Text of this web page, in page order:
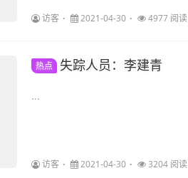
访客 2021-04-30 4977 阅读
热点 失踪人员：李建青
...
访客 2021-04-30 3204 阅读